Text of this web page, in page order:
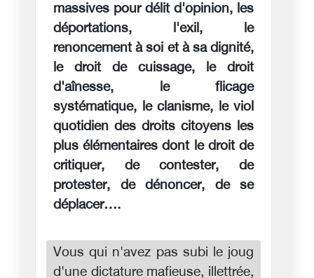
massives pour délit d'opinion, les
déportations, l'exil, le
renoncement à soi et à sa dignité,
le droit de cuissage, le droit
d'aînesse, le flicage
systématique, le clanisme, le viol
quotidien des droits citoyens les
plus élémentaires dont le droit de
critiquer, de contester, de
protester, de dénoncer, de se
déplacer….
Vous qui n'avez pas subi le joug
d'une dictature mafieuse, illettrée,